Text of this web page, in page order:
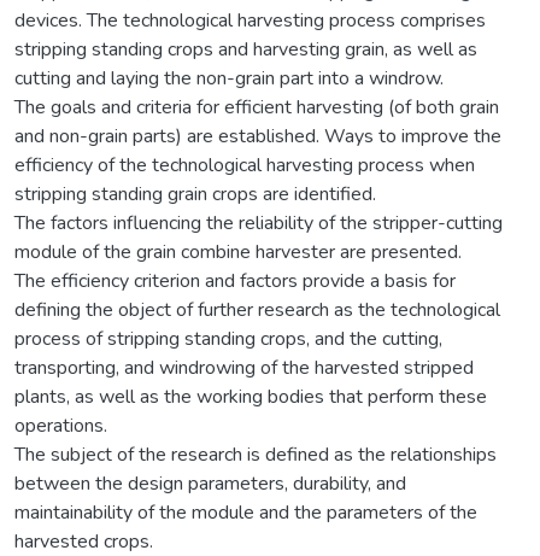
devices. The technological harvesting process comprises
stripping standing crops and harvesting grain, as well as
cutting and laying the non-grain part into a windrow.
The goals and criteria for efficient harvesting (of both grain
and non-grain parts) are established. Ways to improve the
efficiency of the technological harvesting process when
stripping standing grain crops are identified.
The factors influencing the reliability of the stripper-cutting
module of the grain combine harvester are presented.
The efficiency criterion and factors provide a basis for
defining the object of further research as the technological
process of stripping standing crops, and the cutting,
transporting, and windrowing of the harvested stripped
plants, as well as the working bodies that perform these
operations.
The subject of the research is defined as the relationships
between the design parameters, durability, and
maintainability of the module and the parameters of the
harvested crops.